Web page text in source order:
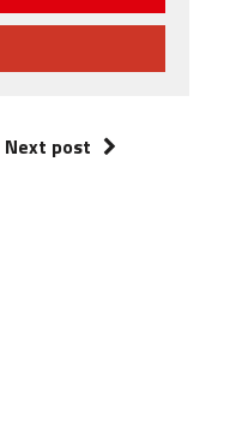
Next post